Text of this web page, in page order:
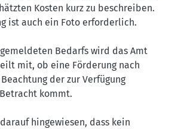
Kosten kurz zu beschreiben.
ist auch ein Foto erforderlich.
Bedarfs wird das Amt
mit, ob eine Förderung nach
der zur Verfügung
kommt.
hingewiesen, dass kein